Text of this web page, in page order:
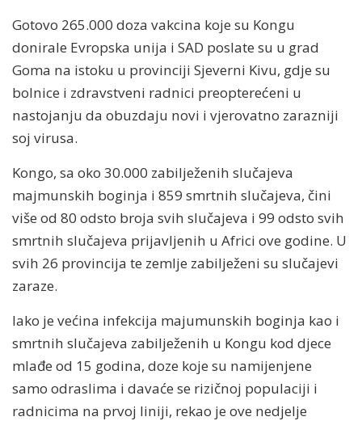
Gotovo 265.000 doza vakcina koje su Kongu
donirale Evropska unija i SAD poslate su u grad
Goma na istoku u provinciji Sjeverni Kivu, gdje su
bolnice i zdravstveni radnici preopterećeni u
nastojanju da obuzdaju novi i vjerovatno zarazniji
soj virusa.
Kongo, sa oko 30.000 zabilježenih slučajeva
majmunskih boginja i 859 smrtnih slučajeva, čini
više od 80 odsto broja svih slučajeva i 99 odsto svih
smrtnih slučajeva prijavljenih u Africi ove godine. U
svih 26 provincija te zemlje zabilježeni su slučajevi
zaraze.
Iako je većina infekcija majumunskih boginja kao i
smrtnih slučajeva zabilježenih u Kongu kod djece
mlađe od 15 godina, doze koje su namijenjene
samo odraslima i davaće se rizičnoj populaciji i
radnicima na prvoj liniji, rekao je ove nedjelje